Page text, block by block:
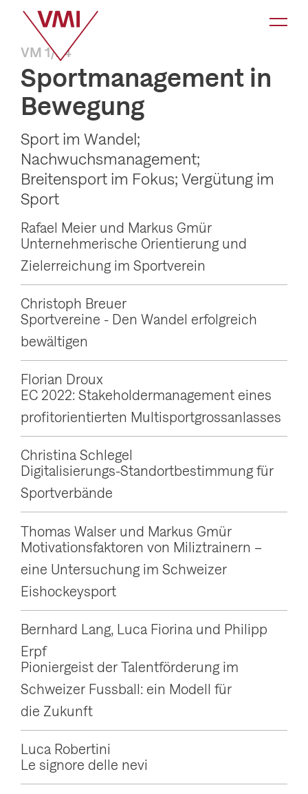
e
i
o
n
n
n
VM 1/24
Sportmanagement in
Bewegung
Sport im Wandel;
Nachwuchsmanagement;
Breitensport im Fokus; Vergütung im
Sport
Rafael Meier und Markus Gmür
Unternehmerische Orientierung und
Zielerreichung im Sportverein
Christoph Breuer
Sportvereine - Den Wandel erfolgreich
bewältigen
Florian Droux
EC 2022: Stakeholdermanagement eines
profitorientierten Multisportgrossanlasses
Christina Schlegel
Digitalisierungs-Standortbestimmung für
Sportverbände
Thomas Walser und Markus Gmür
Motivationsfaktoren von Miliztrainern –
eine Untersuchung im Schweizer
Eishockeysport
Bernhard Lang, Luca Fiorina und Philipp
Erpf
Pioniergeist der Talentförderung im
Schweizer Fussball: ein Modell für
die Zukunft
Luca Robertini
Le signore delle nevi